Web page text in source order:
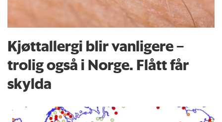
Kjøttallergi blir vanligere –
trolig også i Norge. Flått får
skylda